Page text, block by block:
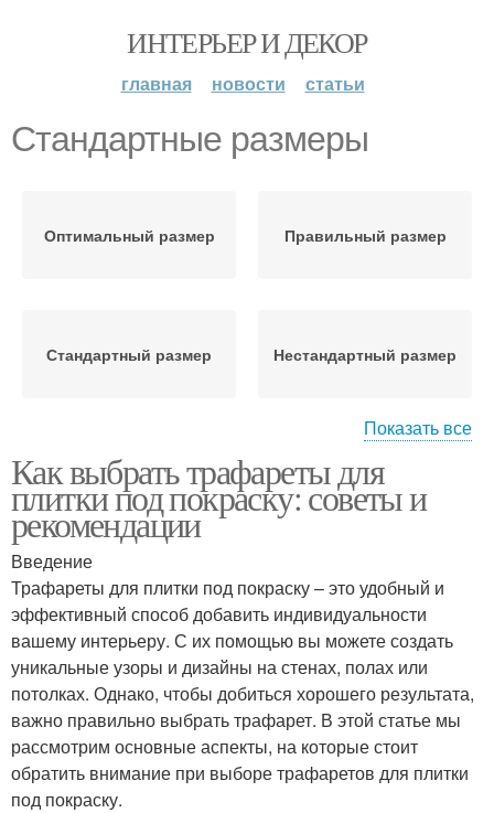
ИНТЕРЬЕР И ДЕКОР
главная новости статьи
Стандартные размеры
Оптимальный размер Правильный размер
Стандартный размер Нестандартный размер
Размеры с изменениями Максимальный размер
Внимание на размер Оптимальные размеры
Удобный размер Больший размер
Показать все
Как выбрать трафареты для
плитки под покраску: советы и
рекомендации
Введение
Трафареты для плитки под покраску – это удобный и
эффективный способ добавить индивидуальности
вашему интерьеру. С их помощью вы можете создать
уникальные узоры и дизайны на стенах, полах или
потолках. Однако, чтобы добиться хорошего результата,
важно правильно выбрать трафарет. В этой статье мы
рассмотрим основные аспекты, на которые стоит
обратить внимание при выборе трафаретов для плитки
под покраску.